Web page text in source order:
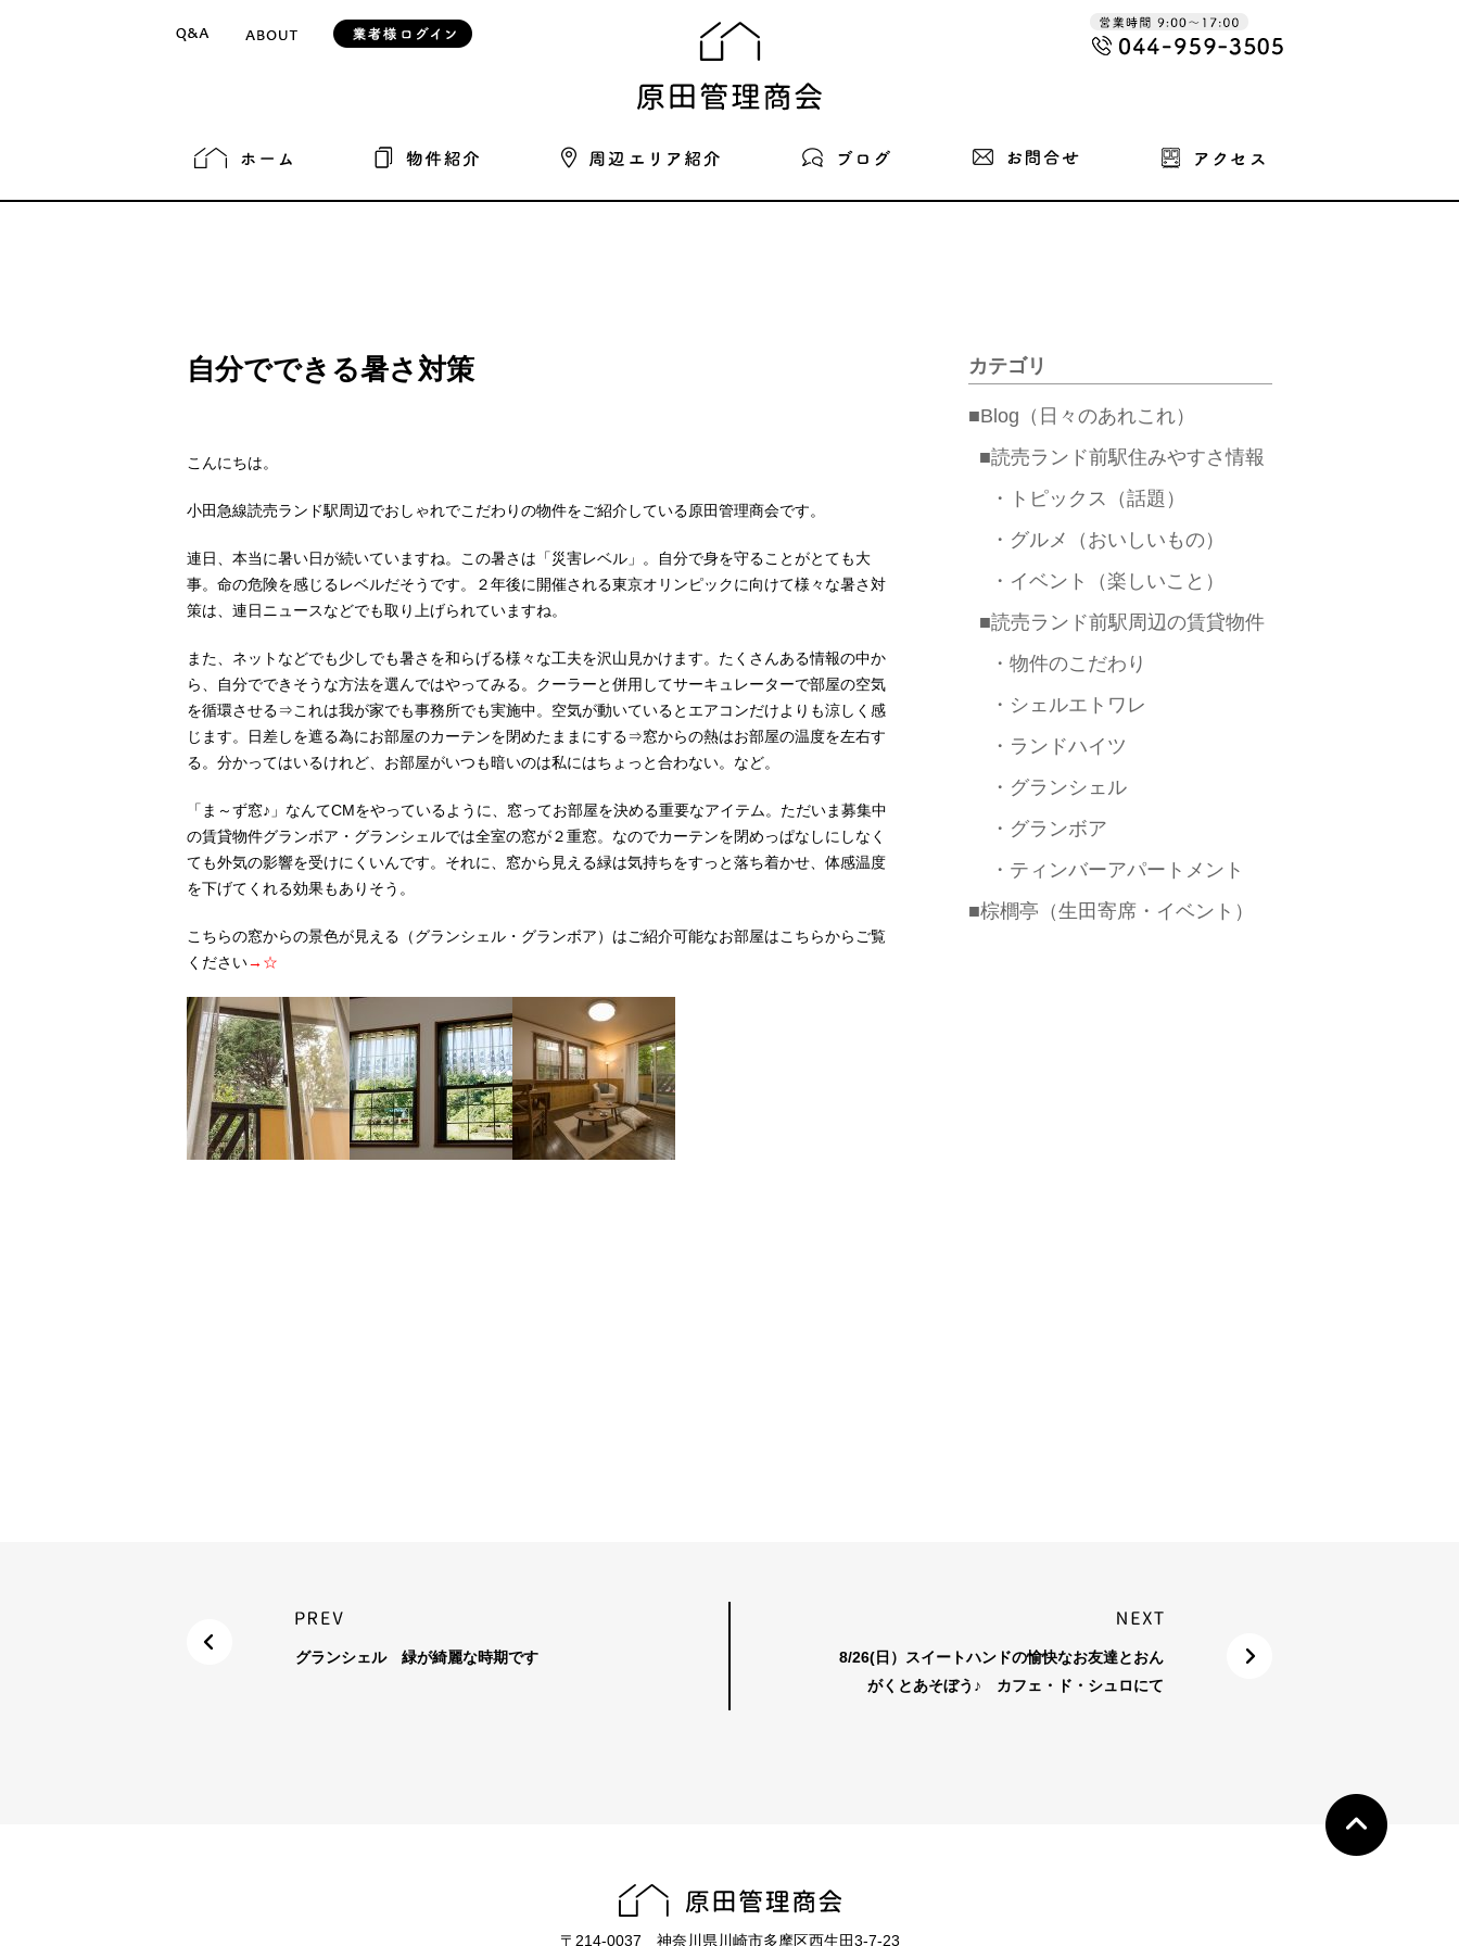
自分でできる暑さ対策
こんにちは。
小田急線読売ランド駅周辺でおしゃれでこだわりの物件をご紹介している原田管理商会です。
連日、本当に暑い日が続いていますね。この暑さは「災害レベル」。自分で身を守ることがとても大
事。命の危険を感じるレベルだそうです。２年後に開催される東京オリンピックに向けて様々な暑さ対
策は、連日ニュースなどでも取り上げられていますね。
また、ネットなどでも少しでも暑さを和らげる様々な工夫を沢山見かけます。たくさんある情報の中か
ら、自分でできそうな方法を選んではやってみる。クーラーと併用してサーキュレーターで部屋の空気
を循環させる⇒これは我が家でも事務所でも実施中。空気が動いているとエアコンだけよりも涼しく感
じます。日差しを遮る為にお部屋のカーテンを閉めたままにする⇒窓からの熱はお部屋の温度を左右す
る。分かってはいるけれど、お部屋がいつも暗いのは私にはちょっと合わない。など。
「ま～ず窓♪」なんてCMをやっているように、窓ってお部屋を決める重要なアイテム。ただいま募集中
の賃貸物件グランボア・グランシェルでは全室の窓が２重窓。なのでカーテンを閉めっぱなしにしなく
ても外気の影響を受けにくいんです。それに、窓から見える緑は気持ちをすっと落ち着かせ、体感温度
を下げてくれる効果もありそう。
こちらの窓からの景色が見える（グランシェル・グランボア）はご紹介可能なお部屋はこちらからご覧
ください→☆
カテゴリ
■Blog（日々のあれこれ）
■読売ランド前駅住みやすさ情報
・トピックス（話題）
・グルメ（おいしいもの）
・イベント（楽しいこと）
■読売ランド前駅周辺の賃貸物件
・物件のこだわり
・シェルエトワレ
・ランドハイツ
・グランシェル
・グランボア
・ティンバーアパートメント
■棕櫚亭（生田寄席・イベント）
グランシェル 緑が綺麗な時期です
8/26(日）スイートハンドの愉快なお友達とおん
がくとあそぼう♪ カフェ・ド・シュロにて
〒214-0037 神奈川県川崎市多摩区西生田3-7-23